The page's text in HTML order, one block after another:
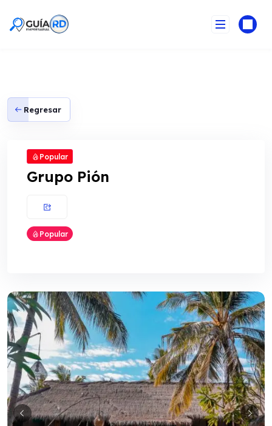
Regresar
Popular
Grupo Pión
Popular
Guia Empresarial RD IA
¡Hola! ¿En qué puedo ayudarte?